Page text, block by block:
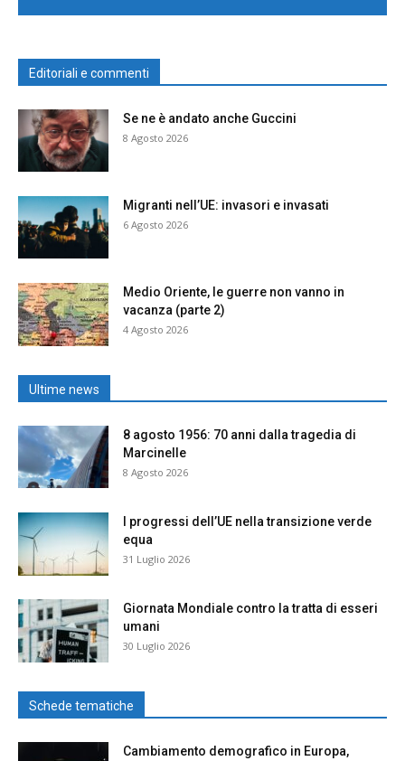
Editoriali e commenti
Se ne è andato anche Guccini
8 Agosto 2026
Migranti nell’UE: invasori e invasati
6 Agosto 2026
Medio Oriente, le guerre non vanno in
vacanza (parte 2)
4 Agosto 2026
Ultime news
8 agosto 1956: 70 anni dalla tragedia di
Marcinelle
8 Agosto 2026
I progressi dell’UE nella transizione verde
equa
31 Luglio 2026
Giornata Mondiale contro la tratta di esseri
umani
30 Luglio 2026
Schede tematiche
Cambiamento demografico in Europa,